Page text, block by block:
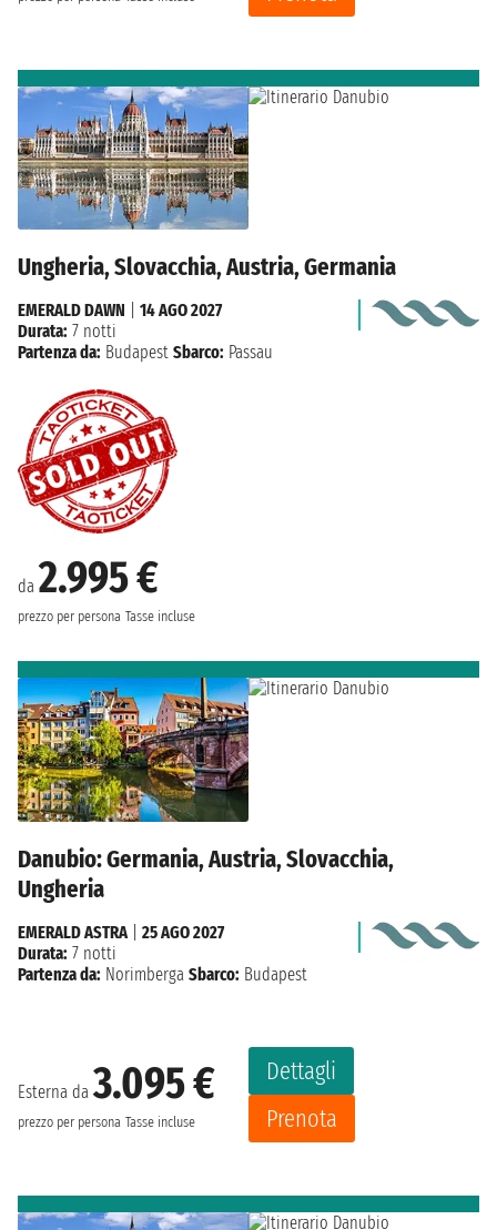
Ungheria, Slovacchia, Austria, Germania
da 2.995 €
prezzo per persona Tasse incluse
EMERALD DAWN
14 AGO 2027
Durata: 7 notti
Partenza da: Budapest Sbarco: Passau
Danubio: Germania, Austria, Slovacchia,
Ungheria
Esterna da3.095 €
prezzo per persona Tasse incluse
Dettagli
Prenota
EMERALD ASTRA| 25 AGO 2027
Durata: 7 notti
Partenza da: Norimberga Sbarco: Budapest